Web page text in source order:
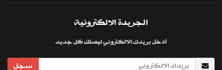
الجريدة الالكترونية
أدخل بريدك الالكتروني ليصلك كل جديد
سجل